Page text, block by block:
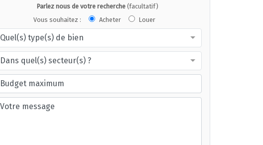
Parlez nous de votre recherche(facultatif)
Vous souhaitez :
Acheter Louer
Quel(s) type(s) de bien
Dans quel(s) secteur(s) ?